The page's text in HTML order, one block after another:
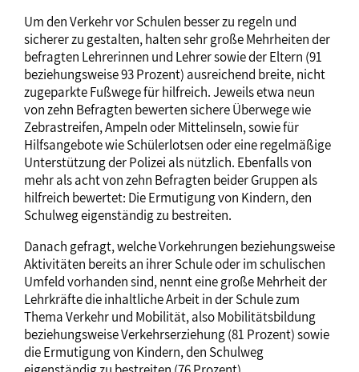
Um den Verkehr vor Schulen besser zu regeln und
sicherer zu gestalten, halten sehr große Mehrheiten der
befragten Lehrerinnen und Lehrer sowie der Eltern (91
beziehungsweise 93 Prozent) ausreichend breite, nicht
zugeparkte Fußwege für hilfreich. Jeweils etwa neun
von zehn Befragten bewerten sichere Überwege wie
Zebrastreifen, Ampeln oder Mittelinseln, sowie für
Hilfsangebote wie Schülerlotsen oder eine regelmäßige
Unterstützung der Polizei als nützlich. Ebenfalls von
mehr als acht von zehn Befragten beider Gruppen als
hilfreich bewertet: Die Ermutigung von Kindern, den
Schulweg eigenständig zu bestreiten.
Danach gefragt, welche Vorkehrungen beziehungsweise
Aktivitäten bereits an ihrer Schule oder im schulischen
Umfeld vorhanden sind, nennt eine große Mehrheit der
Lehrkräfte die inhaltliche Arbeit in der Schule zum
Thema Verkehr und Mobilität, also Mobilitätsbildung
beziehungsweise Verkehrserziehung (81 Prozent) sowie
die Ermutigung von Kindern, den Schulweg